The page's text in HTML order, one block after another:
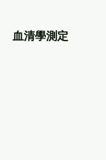
血清學測定